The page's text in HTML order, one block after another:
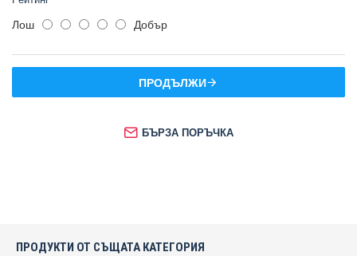
Лош Добър
ПРОДЪЛЖИ
БЪРЗА ПОРЪЧКА
ПРОДУКТИ ОТ СЪЩАТА КАТЕГОРИЯ